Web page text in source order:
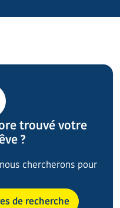
trouvé votre
?
chercherons pour
de recherche